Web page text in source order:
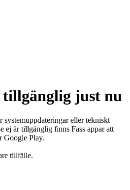
tillgänglig just nu
systemuppdateringar eller tekniskt
ej är tillgänglig finns Fass appar att
Google Play.
tillfälle.